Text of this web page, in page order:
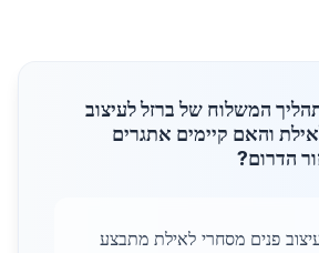
המשלוח של ברזל לעיצוב
והאם קיימים אתגרים
הדרום?
פנים מסחרי לאילת מתבצע